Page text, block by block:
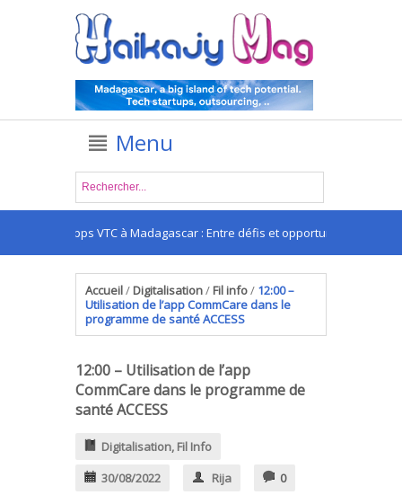
Menu
Les apps VTC à Madagascar : Entre défis et opportunités
Accueil/ Digitalisation/ Fil info/ 12:00 –
Utilisation de l’app CommCare dans le
programme de santé ACCESS
12:00 – Utilisation de l’app
CommCare dans le programme de
santé ACCESS
Digitalisation, Fil Info
30/08/2022
Rija 0